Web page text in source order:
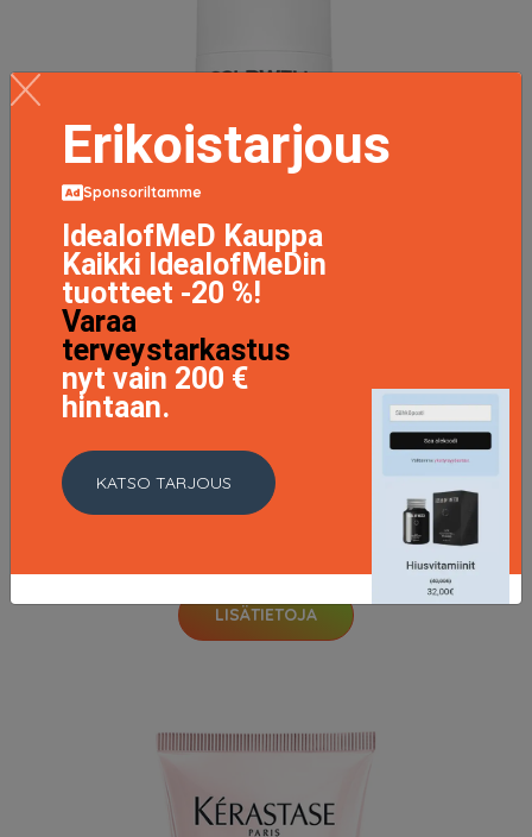
Dualsenses Silver, 250 ml Goldwell Hopeashampoot
LISÄTIETOJA
Erikoistarjous
Sponsoriltamme
IdealofMeD Kauppa
Kaikki IdealofMeDin
tuotteet -20 %!
Varaa
terveystarkastus
nyt vain 200 €
hintaan.
KATSO TARJOUS